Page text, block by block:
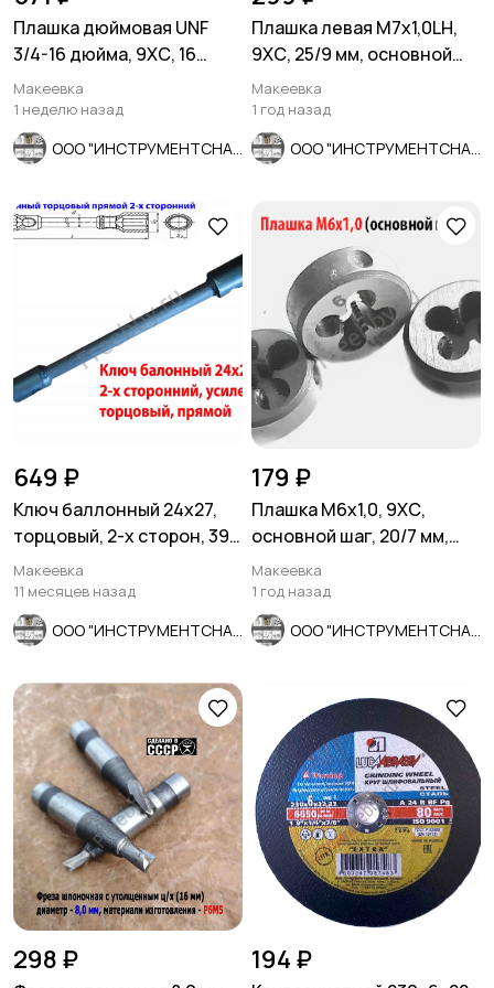
Плашка дюймовая UNF
3/4-16 дюйма, 9ХС, 16
нитей, мелкий шаг, 45/14
мм
Макеевка
1 неделю назад
Плашка левая М7х1,0LH,
9ХС, 25/9 мм, основной
шаг, ГОСТ 9740-71.
Макеевка
1 год назад
649 ₽
Ключ баллонный 24х27,
торцовый, 2-х сторон, 390
мм, для ГАЗ, КамАЗ.
Макеевка
11 месяцев назад
179 ₽
Плашка М6х1,0, 9ХС,
основной шаг, 20/7 мм,
ГОСТ 7740-71.
Макеевка
1 год назад
298 ₽ 194 ₽